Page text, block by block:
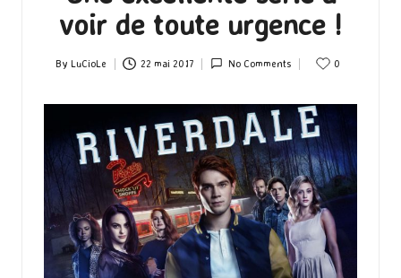
voir de toute urgence !
Posted
By LuCioLe 22 mai 2017 No Comments 0